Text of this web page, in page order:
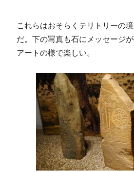
これらはおそらくテリトリーの
だ。下の写真も石にメッセージ
アートの様で楽しい。